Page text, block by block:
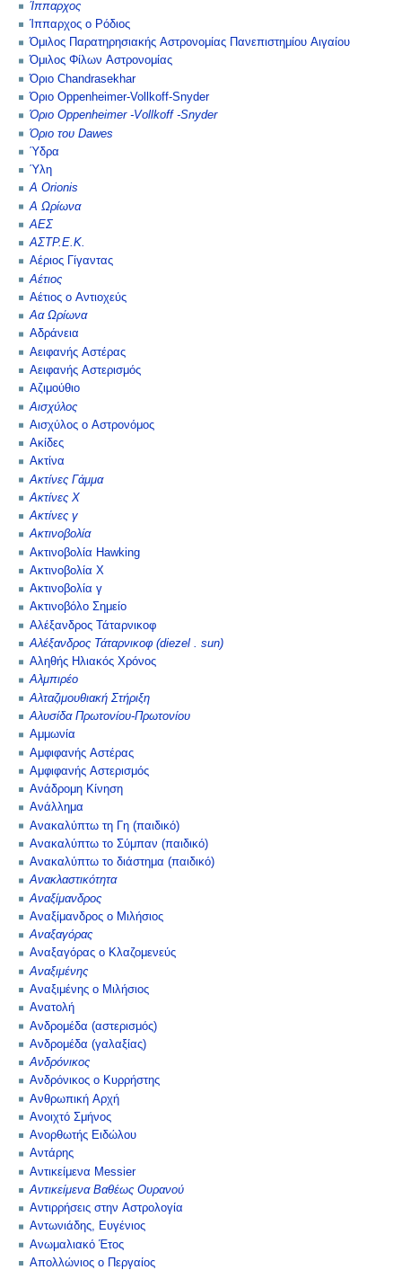
Ίππαρχος
Ίππαρχος ο Ρόδιος
Όμιλος Παρατηρησιακής Αστρονομίας Πανεπιστημίου Αιγαίου
Όμιλος Φίλων Αστρονομίας
Όριο Chandrasekhar
Όριο Oppenheimer-Vollkoff-Snyder
Όριο Oppenheimer -Vollkoff -Snyder
Όριο του Dawes
Ύδρα
Ύλη
Α Orionis
Α Ωρίωνα
ΑΕΣ
ΑΣΤΡ.Ε.Κ.
Αέριος Γίγαντας
Αέτιος
Αέτιος ο Αντιοχεύς
Αα Ωρίωνα
Αδράνεια
Αειφανής Αστέρας
Αειφανής Αστερισμός
Αζιμούθιο
Αισχύλος
Αισχύλος ο Αστρονόμος
Ακίδες
Ακτίνα
Ακτίνες Γάμμα
Ακτίνες Χ
Ακτίνες γ
Ακτινοβολία
Ακτινοβολία Hawking
Ακτινοβολία Χ
Ακτινοβολία γ
Ακτινοβόλο Σημείο
Αλέξανδρος Τάταρνικοφ
Αλέξανδρος Τάταρνικοφ (diezel . sun)
Αληθής Ηλιακός Χρόνος
Αλμπιρέο
Αλταζιμουθιακή Στήριξη
Αλυσίδα Πρωτονίου-Πρωτονίου
Αμμωνία
Αμφιφανής Αστέρας
Αμφιφανής Αστερισμός
Ανάδρομη Κίνηση
Ανάλλημα
Ανακαλύπτω τη Γη (παιδικό)
Ανακαλύπτω το Σύμπαν (παιδικό)
Ανακαλύπτω το διάστημα (παιδικό)
Ανακλαστικότητα
Αναξίμανδρος
Αναξίμανδρος ο Μιλήσιος
Αναξαγόρας
Αναξαγόρας ο Κλαζομενεύς
Αναξιμένης
Αναξιμένης ο Μιλήσιος
Ανατολή
Ανδρομέδα (αστερισμός)
Ανδρομέδα (γαλαξίας)
Ανδρόνικος
Ανδρόνικος ο Κυρρήστης
Ανθρωπική Αρχή
Ανοιχτό Σμήνος
Ανορθωτής Ειδώλου
Αντάρης
Αντικείμενα Messier
Αντικείμενα Βαθέως Ουρανού
Αντιρρήσεις στην Αστρολογία
Αντωνιάδης, Ευγένιος
Ανωμαλιακό Έτος
Απολλώνιος ο Περγαίος